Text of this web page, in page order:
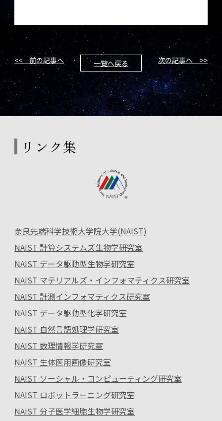
<< 前の記事へ 一覧へ戻る 次の記事へ >>
リンク集
奈良先端科学技術大学院大学(NAIST)
NAIST 計算システムズ生物学研究室
NAIST データ駆動型生物学研究室
NAIST マテリアルズ・インフォマティクス研究室
NAIST 計測インフォマティクス研究室
NAIST データ駆動型化学研究室
NAIST 自然言語処理学研究室
NAIST 数理情報学研究室
NAIST 生体医用画像研究室
NAIST ソーシャル・コンピューティング研究室
NAIST ロボットラーニング研究室
NAIST 分子医学細胞生物学研究室